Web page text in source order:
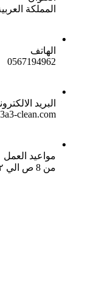
المملكة
الهاتف
0567194962
البريد
clean.com
مواعيد العمل
من 8 ص الي ١٢ م